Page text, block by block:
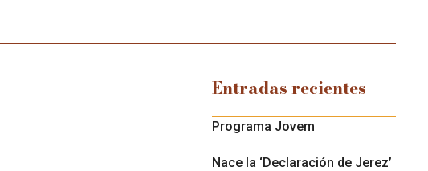
Entradas recientes
Programa Jovem
Nace la ‘Declaración de Jerez’